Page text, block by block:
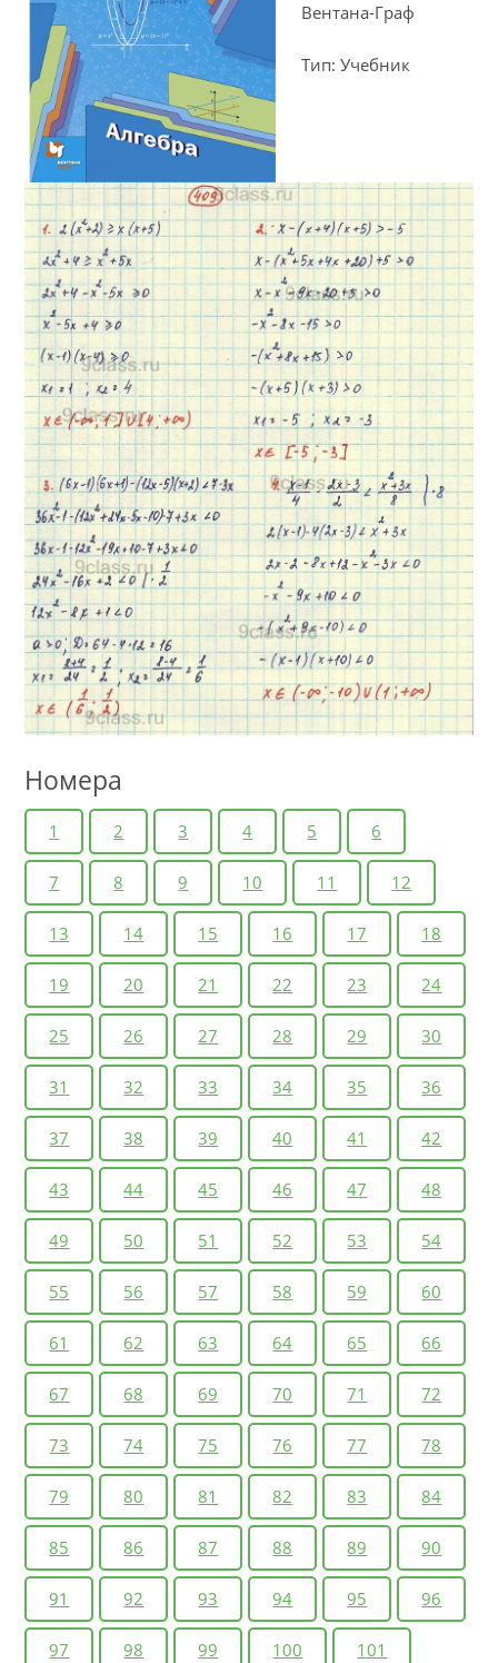
Вентана-Граф
Тип: Учебник
Номера
1 2 3 4 5 6
7 8 9 10 11 12
13 14 15 16 17 18
19 20 21 22 23 24
25 26 27 28 29 30
31 32 33 34 35 36
37 38 39 40 41 42
43 44 45 46 47 48
49 50 51 52 53 54
55 56 57 58 59 60
61 62 63 64 65 66
67 68 69 70 71 72
73 74 75 76 77 78
79 80 81 82 83 84
85 86 87 88 89 90
91 92 93 94 95 96
97 98 99 100 101